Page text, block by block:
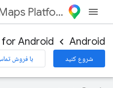
Platform
Android
for Android
شروع کنید با فروش